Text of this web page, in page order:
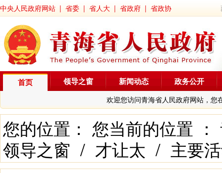
中央人民政府网站 | 省委 | 省人大 | 省政府 | 省政协
首页
欢迎您访问青海省人民政府网站，您
领导之窗 新闻动态 政务公开
您的位置： 您当前的位置 ：
领导之窗 / 才让太 / 主要